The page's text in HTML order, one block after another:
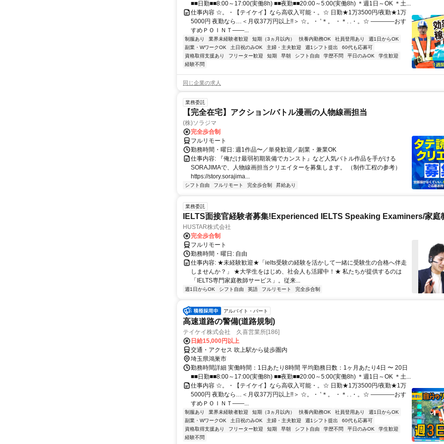
■■日勤■■8:00～17:00(実働8h) ■■夜勤■■20:00～5:00(実働8h) ＊週1日～OK ＊土...
仕事内容 ☆。・【テイケイ】なら高収入可能・。☆ 日勤★1万3500円/夜勤★1万
5000円 夜勤なら…＜月収37万円以上!!＞ ☆。・ ‛＊。 ・＊. .・。☆ ――――おす
すめＰＯＩＮＴ――...
制服あり 業界未経験者歓迎 短期（3ヵ月以内） 扶養内勤務OK 社員登用あり
週1日からOK
副業・WワークOK
土日祝のみOK 主婦・主夫歓迎 週1シフト提出
60代も応募可
資格取得支援あり
フリーター歓迎 短期 早朝 シフト自由 学歴不問 平日のみOK
学生歓迎
経験不問
同じ企業の求人
業務委託
【完全在宅】アクション/バトル漫画の人物線画担当
(株)ソラジマ
完全歩合制
フルリモート
勤務時間・曜日: 週1作品〜／単発歓迎／副業・兼業OK
仕事内容: 『俺だけ最弱初期装備でカンスト』など人気バトル作品を手がける
SORAJIMAで、人物線画担当クリエイターを募集します。 （制作工程の参考）
https://story.sorajima...
シフト自由 フルリモート 完全歩合制 昇給あり
業務委託
IELTS面接官経験者募集!Experienced IELTS Speaking Examiners/家庭
HUSTAR株式会社
完全歩合制
フルリモート
勤務時間・曜日: 自由
仕事内容: ★未経験歓迎★「ielts受験の経験を活かして一緒に受験生の合格へ伴走
しませんか？」 ★大学生をはじめ、社会人も活躍中！★ 私たちが提供するのは
「IELTS専門家庭教師サービス」。従来...
週1日からOK シフト自由 英語 フルリモート 完全歩合制
アルバイト・パート
高速道路の警備(道路規制)
テイケイ株式会社 久喜営業所[186]
日給15,000円以上
交通・アクセス 吹上駅から徒歩圏内
埼玉県鴻巣市
勤務時間詳細 実働時間：1日あたり8時間 平均勤務日数：1ヶ月あたり4日 〜 20日
■■日勤■■8:00～17:00(実働8h) ■■夜勤■■20:00～5:00(実働8h) ＊週1日～OK ＊土...
仕事内容 ☆。・【テイケイ】なら高収入可能・。☆ 日勤★1万3500円/夜勤★1万
5000円 夜勤なら…＜月収37万円以上!!＞ ☆。・ ‛＊。 ・＊. .・。☆ ――――おす
すめＰＯＩＮＴ――...
制服あり 業界未経験者歓迎 短期（3ヵ月以内） 扶養内勤務OK 社員登用あり
週1日からOK
副業・WワークOK
土日祝のみOK 主婦・主夫歓迎 週1シフト提出
60代も応募可
資格取得支援あり
フリーター歓迎 短期 早朝 シフト自由 学歴不問 平日のみOK
学生歓迎
経験不問